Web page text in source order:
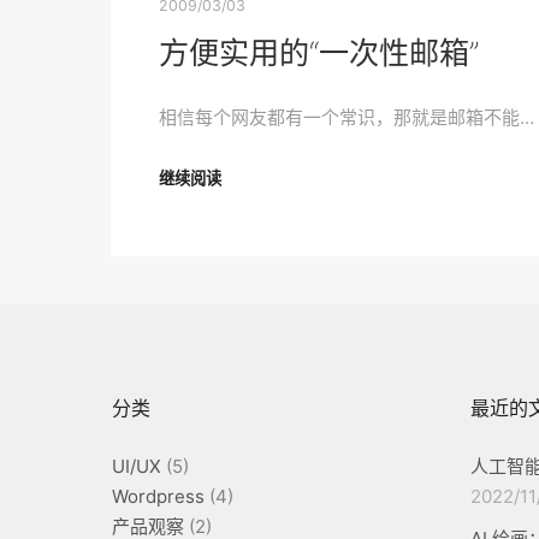
2009/03/03
方便实用的“一次性邮箱”
相信每个网友都有一个常识，那就是邮箱不能…
继续阅读
分类
UI/UX (5)
Wordpress (4)
产品观察 (2)
最近的
人工智
2022/